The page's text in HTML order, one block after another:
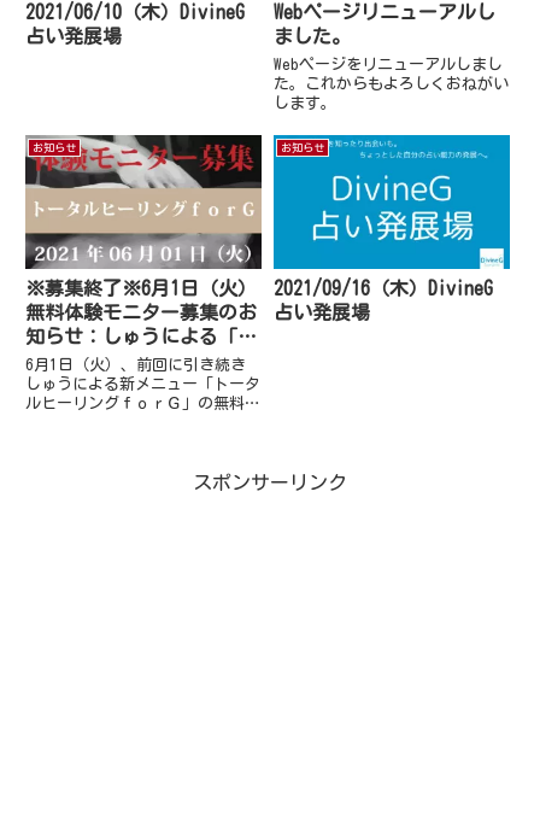
2021/06/10（木）DivineG
占い発展場
Webページリニューアルし
ました。
Webページをリニューアルしまし
た。これからもよろしくおねがい
します。
お知らせ
※募集終了※6月1日（火）
無料体験モニター募集のお
知らせ：しゅうによる「ト
ータルヒーリングｆｏｒ
Ｇ」
6月1日（火）、前回に引き続き
しゅうによる新メニュー「トータ
ルヒーリングｆｏｒＧ」の無料体
ーに関する注意事項も書いてあり
お知らせ
2021/09/16（木）DivineG
占い発展場
スポンサーリンク